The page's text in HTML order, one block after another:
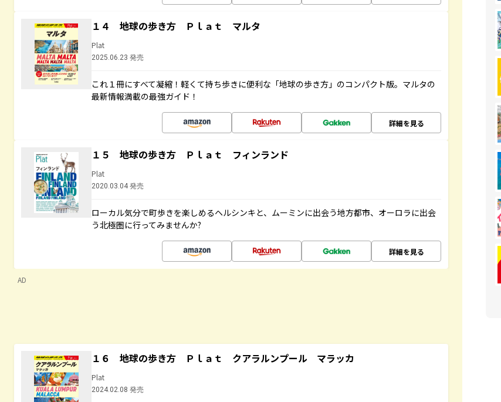
１４ 地球の歩き方 Ｐｌａｔ マルタ
Plat
2025.06.23 発売
これ１冊にすべて凝縮！軽くて持ち歩きに便利な「地球の歩き方」のコンパクト版。マルタの
最新情報満載の最強ガイド！
詳細を見る
１５ 地球の歩き方 Ｐｌａｔ フィンランド
Plat
2020.03.04 発売
ローカル気分で町歩きを楽しめるヘルシンキと、ムーミンに出会う地方都市、オーロラに出会
う北極圏に行ってみませんか?
詳細を見る
AD
１６ 地球の歩き方 Ｐｌａｔ クアラルンプール マラッカ
Plat
2024.02.08 発売